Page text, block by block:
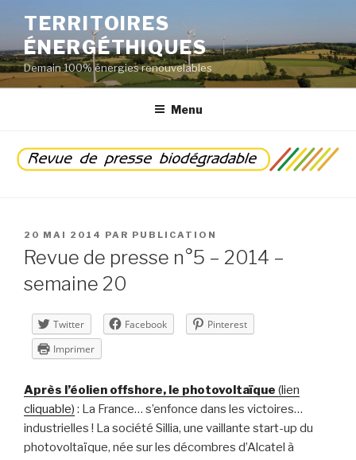
contenu
principal
TERRITOIRES
ÉNERGÉTHIQUES
Demain 100% énergies renouvelables
Menu
PUBLIÉ
LE
20 MAI 2014 PAR PUBLICATION
Revue de presse n°5 – 2014 –
semaine 20
Twitter Facebook
Pinterest
Imprimer
Après l’éolien offshore, le photovoltaïque (lien
cliquable) : La France… s’enfonce dans les victoires…
industrielles ! La société Sillia, une vaillante start-up du
photovoltaïque, née sur les décombres d’Alcatel à